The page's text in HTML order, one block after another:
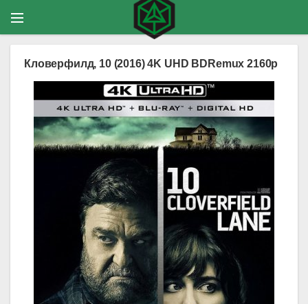
Кловерфилд, 10 (2016) 4K UHD BDRemux 2160p